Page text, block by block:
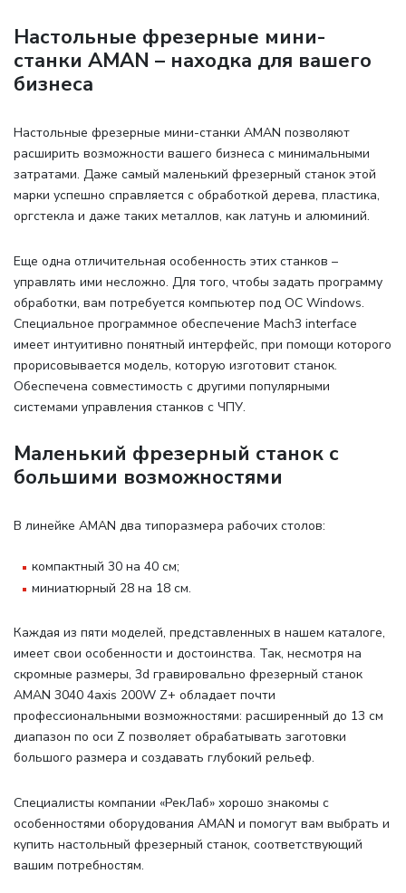
Настольные фрезерные мини-
станки AMAN – находка для вашего
бизнеса
Настольные фрезерные мини-станки AMAN позволяют
расширить возможности вашего бизнеса с минимальными
затратами. Даже самый маленький фрезерный станок этой
марки успешно справляется с обработкой дерева, пластика,
оргстекла и даже таких металлов, как латунь и алюминий.
Еще одна отличительная особенность этих станков –
управлять ими несложно. Для того, чтобы задать программу
обработки, вам потребуется компьютер под ОС Windows.
Специальное программное обеспечение Mach3 interface
имеет интуитивно понятный интерфейс, при помощи которого
прорисовывается модель, которую изготовит станок.
Обеспечена совместимость с другими популярными
системами управления станков с ЧПУ.
Маленький фрезерный станок с
большими возможностями
В линейке AMAN два типоразмера рабочих столов:
компактный 30 на 40 см;
миниатюрный 28 на 18 см.
Каждая из пяти моделей, представленных в нашем каталоге,
имеет свои особенности и достоинства. Так, несмотря на
скромные размеры, 3d гравировально фрезерный станок
AMAN 3040 4axis 200W Z+ обладает почти
профессиональными возможностями: расширенный до 13 см
диапазон по оси Z позволяет обрабатывать заготовки
большого размера и создавать глубокий рельеф.
Специалисты компании «РекЛаб» хорошо знакомы с
особенностями оборудования AMAN и помогут вам выбрать и
купить настольный фрезерный станок, соответствующий
вашим потребностям.